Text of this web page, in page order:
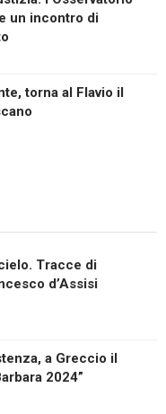
un incontro di
torna al Flavio il
Tracce di
d’Assisi
a Greccio il
2024”